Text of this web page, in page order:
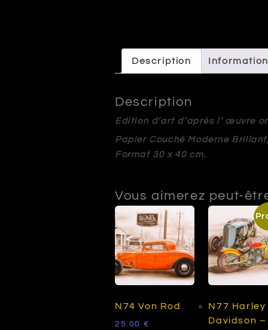
Description
Description
Edition d’art d’après l’ œuvre
Papier Couché Moderne
Format 30 x 40 cm.
Vous aimerez peut-
N74 Von Rod
25.00 €
N77 Harley
Davidson –